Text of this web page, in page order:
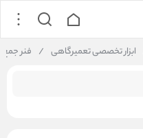
ابزار تخصصی تعمیرگاهی / فنر